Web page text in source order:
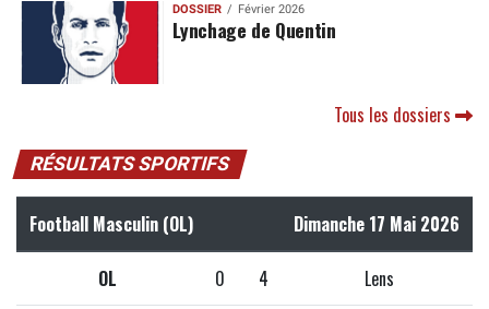
DOSSIER Février 2026
Lynchage de Quentin
Tous les dossiers
RÉSULTATS SPORTIFS
Football Masculin (OL) Dimanche 17 Mai 2026
OL 0 4 Lens